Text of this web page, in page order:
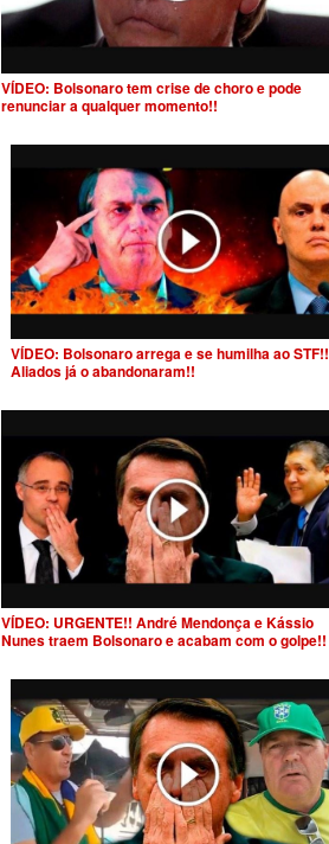
VÍDEO: Bolsonaro tem crise de choro e pode
renunciar a qualquer momento!!
VÍDEO: Bolsonaro arrega e se humilha ao STF!!
Aliados já o abandonaram!!
VÍDEO: URGENTE!! André Mendonça e Kássio
Nunes traem Bolsonaro e acabam com o golpe!!